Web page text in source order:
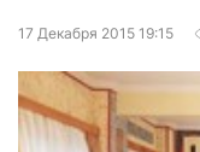
17 Декабря 2015 19:15